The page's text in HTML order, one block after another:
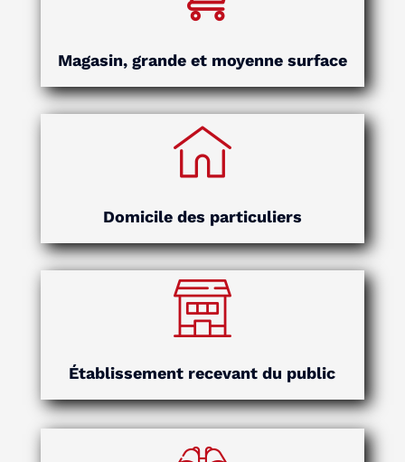
Magasin, grande et moyenne surface
Domicile des particuliers
Établissement recevant du public